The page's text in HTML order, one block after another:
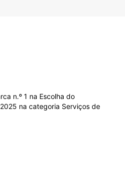
n.º 1 na Escolha do
na categoria Serviços de